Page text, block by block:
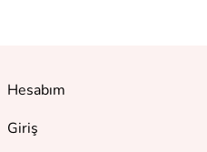
Hesabım
Giriş